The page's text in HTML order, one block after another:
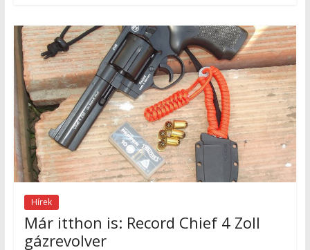
Hírek
Már itthon is: Record Chief 4 Zoll
gázrevolver